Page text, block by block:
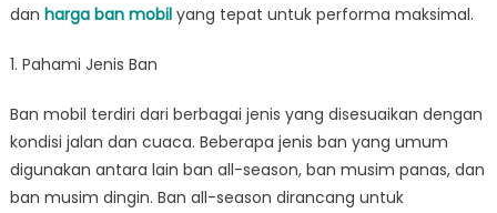
Kendaraan
dan harga ban mobil yang tepat untuk performa maksimal.
1. Pahami Jenis Ban
Ban mobil terdiri dari berbagai jenis yang disesuaikan dengan
kondisi jalan dan cuaca. Beberapa jenis ban yang umum
digunakan antara lain ban all-season, ban musim panas, dan
ban musim dingin. Ban all-season dirancang untuk